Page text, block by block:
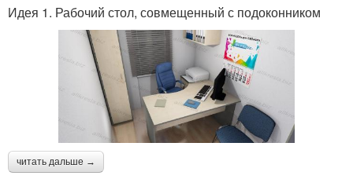
Идея 1. Рабочий стол, совмещенный с подоконником
читать дальше →